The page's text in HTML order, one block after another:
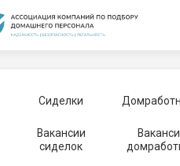
Сиделки
Вакансии
сиделок